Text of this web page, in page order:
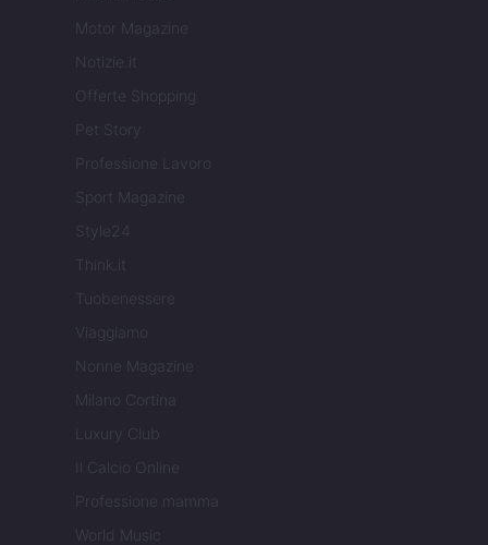
Motor Magazine
Notizie.it
Offerte Shopping
Pet Story
Professione Lavoro
Sport Magazine
Style24
Think.it
Tuobenessere
Viaggiamo
Nonne Magazine
Milano Cortina
Luxury Club
Il Calcio Online
Professione mamma
World Music